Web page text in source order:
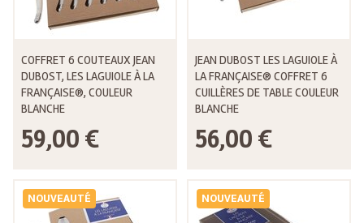
COFFRET 6 COUTEAUX JEAN
DUBOST, LES LAGUIOLE À LA
FRANÇAISE®, COULEUR
BLANCHE
59,00 €
JEAN DUBOST LES LAGUIOLE À
LA FRANÇAISE® COFFRET 6
CUILLÈRES DE TABLE COULEUR
BLANCHE
56,00 €
NOUVEAUTÉ NOUVEAUTÉ